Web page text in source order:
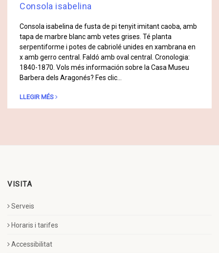
Consola isabelina
Consola isabelina de fusta de pi tenyit imitant caoba, amb
tapa de marbre blanc amb vetes grises. Té planta
serpentiforme i potes de cabriolé unides en xambrana en
x amb gerro central. Faldó amb oval central. Cronologia:
1840-1870. Vols més información sobre la Casa Museu
Barbera dels Aragonés? Fes clic…
LLEGIR MÉS
VISITA
Serveis
Horaris i tarifes
Accessibilitat